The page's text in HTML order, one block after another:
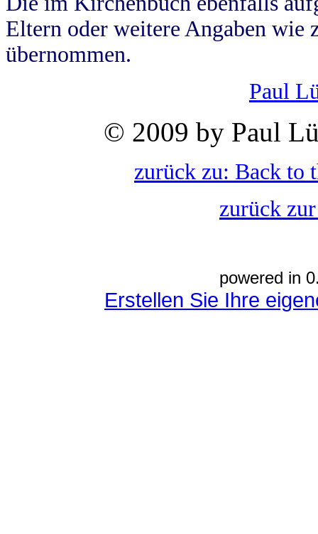
Eltern oder weitere Angaben wie
übernommen.
Paul
© 2009 by Paul
zurück zu: Back to
zurück
powered in
Erstellen Sie Ihre